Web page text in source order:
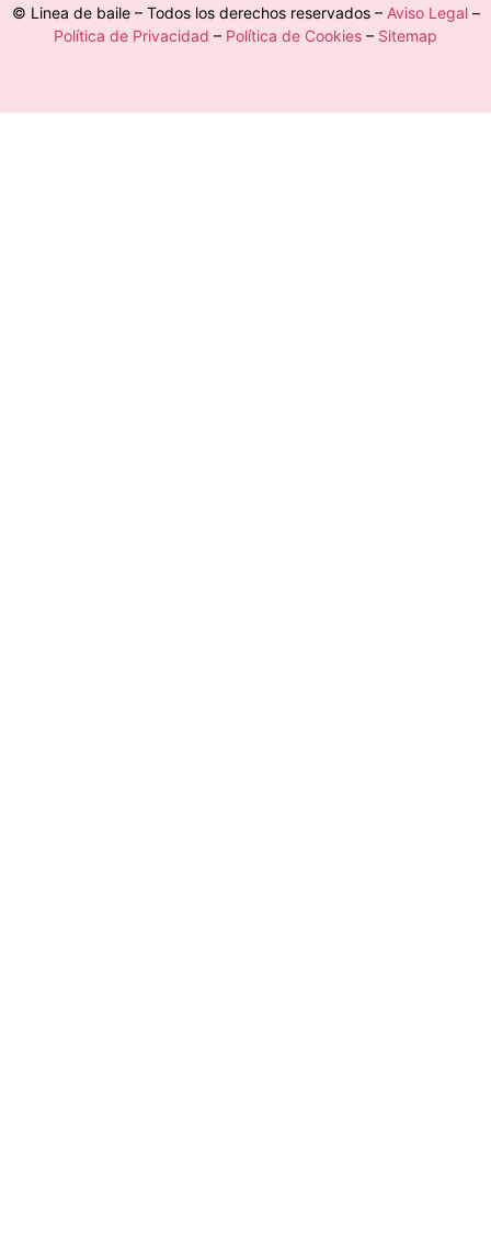
© Linea de baile – Todos los derechos reservados – Aviso Legal–
Política de Privacidad – Política de Cookies – Sitemap